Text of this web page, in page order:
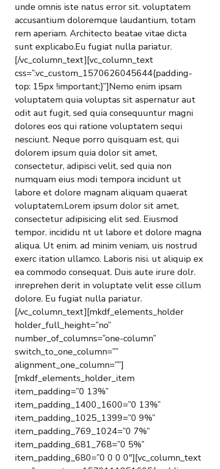
unde omnis iste natus error sit. voluptatem
accusantium doloremque laudantium, totam
rem aperiam. Architecto beatae vitae dicta
sunt explicabo.Eu fugiat nulla pariatur.
[/vc_column_text][vc_column_text
css=”.vc_custom_1570626045644{padding-
top: 15px !important;}”]Nemo enim ipsam
voluptatem quia voluptas sit aspernatur aut
odit aut fugit, sed quia consequuntur magni
dolores eos qui ratione voluptatem sequi
nesciunt. Neque porro quisquam est, qui
dolorem ipsum quia dolor sit amet,
consectetur, adipisci velit, sed quia non
numquam eius modi tempora incidunt ut
labore et dolore magnam aliquam quaerat
voluptatem.Lorem ipsum dolor sit amet,
consectetur adipisicing elit sed. Eiusmod
tempor. incididu nt ut labore et dolore magna
aliqua. Ut enim. ad minim veniam, uis nostrud
exerc itation ullamco. Laboris nisi. ut aliquip ex
ea commodo consequat. Duis aute irure dolr.
inreprehen derit in voluptate velit esse cillum
dolore. Eu fugiat nulla pariatur.
[/vc_column_text][mkdf_elements_holder
holder_full_height=”no”
number_of_columns=”one-column”
switch_to_one_column=””
alignment_one_column=””]
[mkdf_elements_holder_item
item_padding=”0 13%”
item_padding_1400_1600=”0 13%”
item_padding_1025_1399=”0 9%”
item_padding_769_1024=”0 7%”
item_padding_681_768=”0 5%”
item_padding_680=”0 0 0 0″][vc_column_text